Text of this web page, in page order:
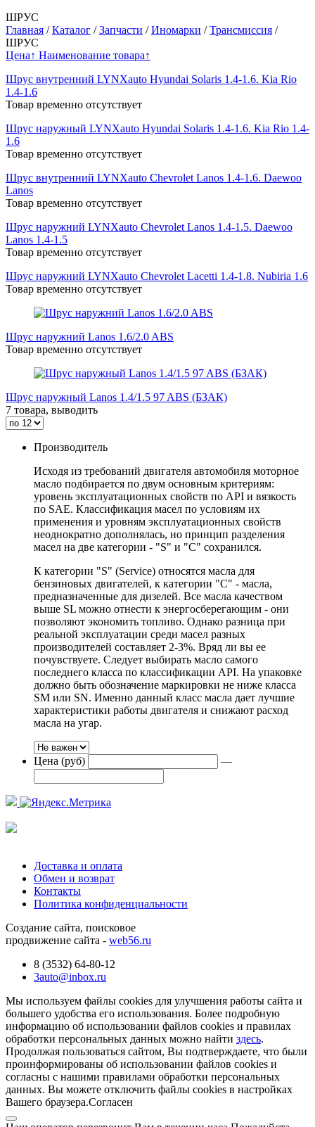
ШРУС
Главная /Каталог /Запчасти /Иномарки /Трансмиссия /
ШРУС
Цена↑ Наименование товара↑
Шрус внутренний LYNXauto Hyundai Solaris 1.4-1.6. Kia Rio
1.4-1.6
Товар временно отсутствует
Шрус наружный LYNXauto Hyundai Solaris 1.4-1.6. Kia Rio 1.4-
1.6
Товар временно отсутствует
Шрус внутренний LYNXauto Chevrolet Lanos 1.4-1.6. Daewoo
Lanos
Товар временно отсутствует
Шрус наружний LYNXauto Chevrolet Lanos 1.4-1.5. Daewoo
Lanos 1.4-1.5
Товар временно отсутствует
Шрус наружний LYNXauto Chevrolet Lacetti 1.4-1.8. Nubiria 1.6
Товар временно отсутствует
Шрус наружний Lanos 1.6/2.0 ABS
Товар временно отсутствует
Шрус наружный Lanos 1.4/1.5 97 ABS (БЗАК)
7 товара, выводить
Производитель
Исходя из требований двигателя автомобиля моторное
масло подбирается по двум основным критериям:
уровень эксплуатационных свойств по API и вязкость
по SAE. Классификация масел по условиям их
применения и уровням эксплуатационных свойств
неоднократно дополнялась, но принцип разделения
масел на две категории - "S" и "С" сохранился.
К категории "S" (Service) относятся масла для
бензиновых двигателей, к категории "С" - масла,
предназначенные для дизелей. Все масла качеством
выше SL можно отнести к энергосберегающим - они
позволяют экономить топливо. Однако разница при
реальной эксплуатации среди масел разных
производителей составляет 2-3%. Вряд ли вы ее
почувствуете. Следует выбирать масло самого
последнего класса по классификации API. На упаковке
должно быть обозначение маркировки не ниже класса
SM или SN. Именно данный класс масла дает лучшие
характеристики работы двигателя и снижают расход
масла на угар.
Цена (руб) —
Доставка и оплата
Обмен и возврат
Контакты
Политика конфиденциальности
Создание сайта, поисковое
продвижение сайта - web56.ru
8 (3532) 64-80-12
3auto@inbox.ru
Мы используем файлы cookies для улучшения работы сайта и
большего удобства его использования. Более подробную
информацию об использовании файлов cookies и правилах
обработки персональных данных можно найти здесь.
Продолжая пользоваться сайтом, Вы подтверждаете, что были
проинформированы об использовании файлов cookies и
согласны с нашими правилами обработки персональных
данных. Вы можете отключить файлы cookies в настройках
Вашего браузера.Согласен